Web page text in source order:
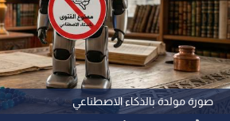
صورة مولدة بالذكاء الاصطناعي